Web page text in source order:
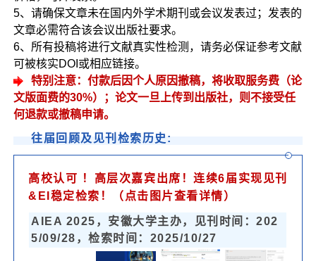
5、请确保文章未在国内外学术期刊或会议发表过；发表的
文章必需符合该会议出版社要求。
6、所有投稿将进行文献真实性检测，请务必保证参考文献
可被核实DOI或相应链接。
特别注意：付款后因个人原因撤稿，将收取服务费（论
文版面费的30%）；论文一旦上传到出版社，则不接受任
何退款或撤稿申请。
往届回顾及见刊检索历史:
高校认可 ！高层次嘉宾出席！连续6届实现见刊
& EI稳定检索！（点击图片查看详情）
AIEA 2025，安徽大学主办，见刊时间：202
5/09/28，检索时间：2025/10/27